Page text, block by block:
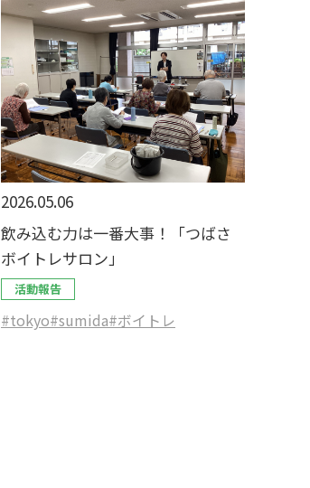
2026.05.06
飲み込む力は一番大事！「つばさ
ボイトレサロン」
活動報告
#tokyo#sumida#ボイトレ